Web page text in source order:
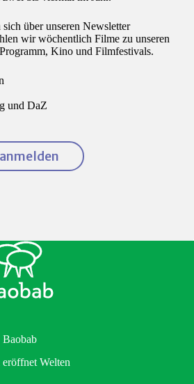
über unseren Newsletter
wir wöchentlich Filme zu unseren
Kino und Filmfestivals.
und DaZ
Baobab
Welten